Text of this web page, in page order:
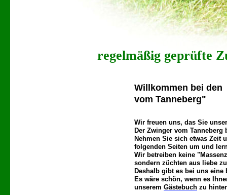
regelmäßig geprüfte
Willkommen
vom Tanneberg"
Wir freuen uns, das Sie
Der Zwinger vom
Nehmen Sie sich etwas Zeit
folgenden Seiten um und
Wir betreiben keine
sondern züchten aus liebe
Deshalb gibt es bei uns eine
Es wäre schön, wenn es
unserem Gästebuch zu